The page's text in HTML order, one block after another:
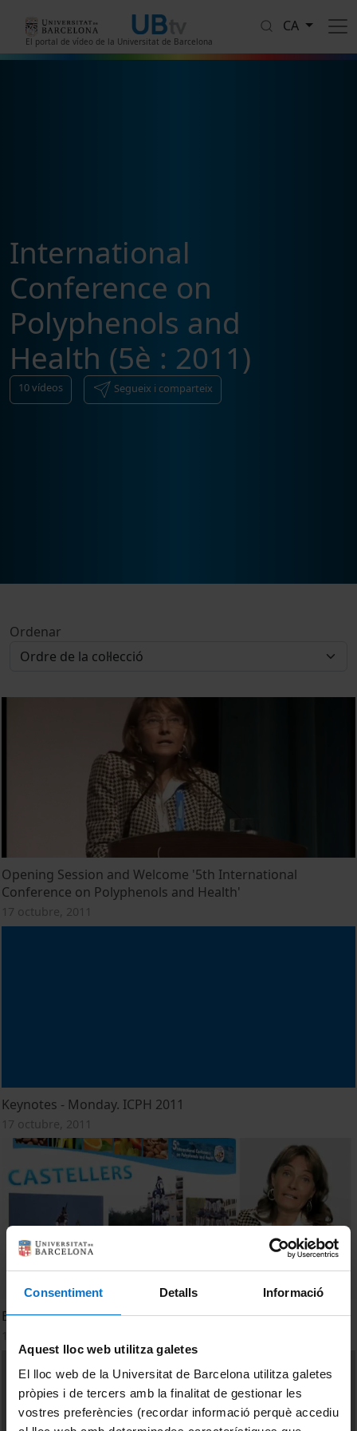
Consentiment Detalls Informació
Aquest lloc web utilitza galetes
El lloc web de la Universitat de Barcelona utilitza galetes
pròpies i de tercers amb la finalitat de gestionar les
vostres preferències (recordar informació perquè accediu
El portal de vídeo de la Universitat de Barcelona
CA
International
Conference on
Polyphenols and
Health (5è : 2011)
10vídeos Segueix i comparteix
Ordenar
Opening Session and Welcome '5th International
Conference on Polyphenols and Health'
17 octubre, 2011
Keynotes - Monday. ICPH 2011
17 octubre, 2011
Brief explanation of the Reception Programme. ICPH 2011